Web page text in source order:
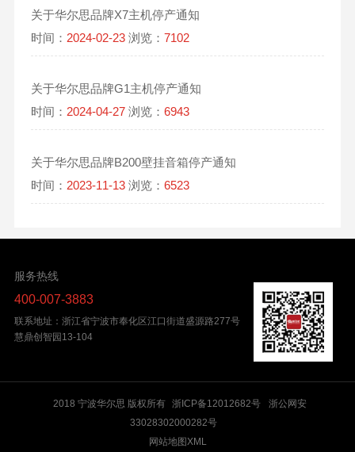
关于华尔思品牌X7主机停产通知
时间： 2024-02-23浏览： 7102
关于华尔思品牌G1主机停产通知
时间： 2024-04-27浏览： 6943
关于华尔思品牌B200壁挂音箱停产通知
时间： 2023-11-13浏览： 6523
服务热线
400-007-3883
联系地址：浙江省宁波市奉化区江口街道盛源路277号
慧鼎创智园13-104
2018 宁波华尔思 版权所有 浙ICP备12012682号
浙公网安
33028302000282号
网站地图XML